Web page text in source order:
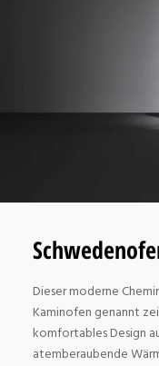
Dieser moderne
Kaminofen genannt
komfortables Design
atemberaubende